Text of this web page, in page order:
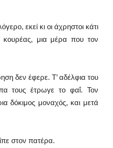
εκεί κι οι άχρηστοι κάτι
κουρέας, μια μέρα που τον
δεν έφερε. Τ’ αδέλφια του
τους έτρωγε το φαΐ. Τον
δόκιμος μοναχός, και μετά
στον πατέρα.